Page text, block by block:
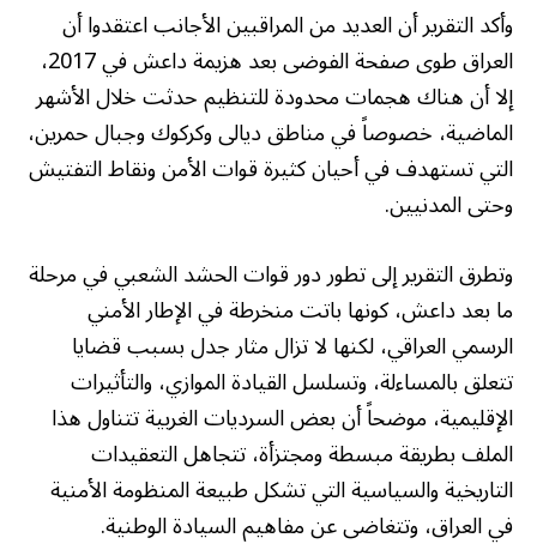
وأكد التقرير أن العديد من المراقبين الأجانب اعتقدوا أن
العراق طوى صفحة الفوضى بعد هزيمة داعش في 2017،
إلا أن هناك هجمات محدودة للتنظيم حدثت خلال الأشهر
الماضية، خصوصاً في مناطق ديالى وكركوك وجبال حمرين،
التي تستهدف في أحيان كثيرة قوات الأمن ونقاط التفتيش
وحتى المدنيين.
وتطرق التقرير إلى تطور دور قوات الحشد الشعبي في مرحلة
ما بعد داعش، كونها باتت منخرطة في الإطار الأمني
الرسمي العراقي، لكنها لا تزال مثار جدل بسبب قضايا
تتعلق بالمساءلة، وتسلسل القيادة الموازي، والتأثيرات
الإقليمية، موضحاً أن بعض السرديات الغربية تتناول هذا
الملف بطريقة مبسطة ومجتزأة، تتجاهل التعقيدات
التاريخية والسياسية التي تشكل طبيعة المنظومة الأمنية
في العراق، وتتغاضى عن مفاهيم السيادة الوطنية.